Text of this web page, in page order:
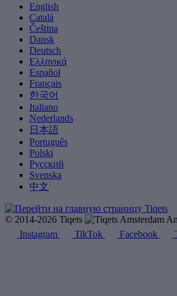
English
Català
Čeština
Dansk
Deutsch
Ελληνικά
Español
Français
한국어
Italiano
Nederlands
日本語
Português
Polski
Русский
Svenska
中文
© 2014-2026 Tiqets
Instagram
TikTok Facebook